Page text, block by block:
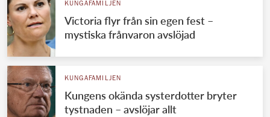
KUNGAFAMILJEN
Victoria flyr från sin egen fest –
mystiska frånvaron avslöjad
KUNGAFAMILJEN
Kungens okända systerdotter bryter
tystnaden – avslöjar allt